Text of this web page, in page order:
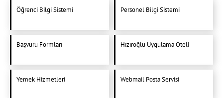
Öğrenci Bilgi Sistemi Personel Bilgi Sistemi
Başvuru Formları Hızıroğlu Uygulama Oteli
Yemek Hizmetleri Webmail Posta Servisi